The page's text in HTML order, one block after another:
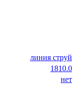
линия струй
1810.0
нет